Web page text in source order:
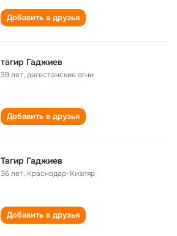
Добавить в друзья
тагир Гаджиев
39 лет,дагестанские огни
Добавить в друзья
Тагир Гаджиев
36 лет, Краснодар-Кизляр
Добавить в друзья